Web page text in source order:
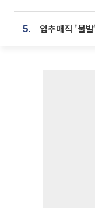
5. 입추매직 '불